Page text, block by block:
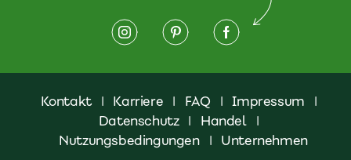
Kontakt | Karriere | FAQ | Impressum
|
Datenschutz | Handel
|
Nutzungsbedingungen
| Unternehmen